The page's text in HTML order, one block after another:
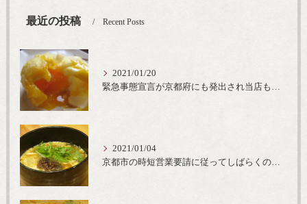
最近の投稿 Recent Posts
2021/01/20
2021/01/04
京都市の時短営業要請に従ってしばらくの間20時までの営業とさせていただいております。寒い時期には温かいお蕎麦がおすすめ